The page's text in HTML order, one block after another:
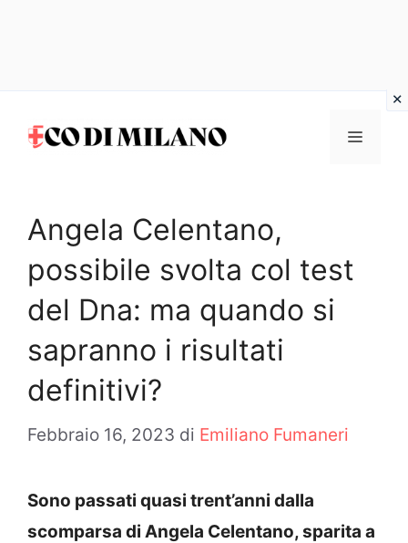
MENU
Angela Celentano,
possibile svolta col test
del Dna: ma quando si
sapranno i risultati
definitivi?
Febbraio 16, 2023 di Emiliano Fumaneri
Sono passati quasi trent’anni dalla
scomparsa di Angela Celentano, sparita a